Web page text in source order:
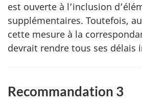
est ouverte à l’inclusion
supplémentaires. Toutefois,
cette mesure à la
devrait rendre tous ses délais
Recommandation 3